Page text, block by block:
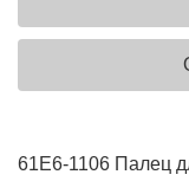
61E6-1106 Палец